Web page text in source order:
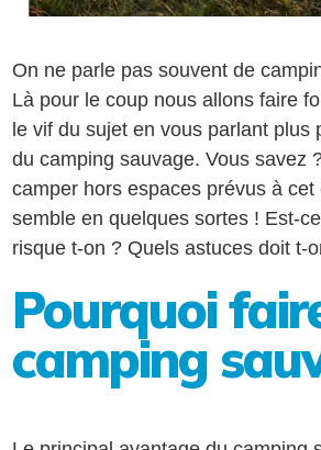
On ne parle pas souvent de
Là pour le coup nous allons faire
le vif du sujet en vous parlant plus
du camping sauvage. Vous savez
camper hors espaces prévus à
semble en quelques sortes ! Est-
risque t-on ? Quels astuces doit t-
Pourquoi
camping